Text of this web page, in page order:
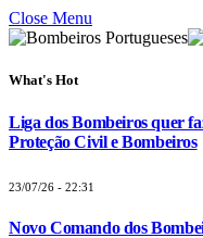
Close Menu
What's Hot
Liga dos Bombeiros quer
Proteção Civil e Bombeiros
23/07/26 - 22:31
Novo Comando dos